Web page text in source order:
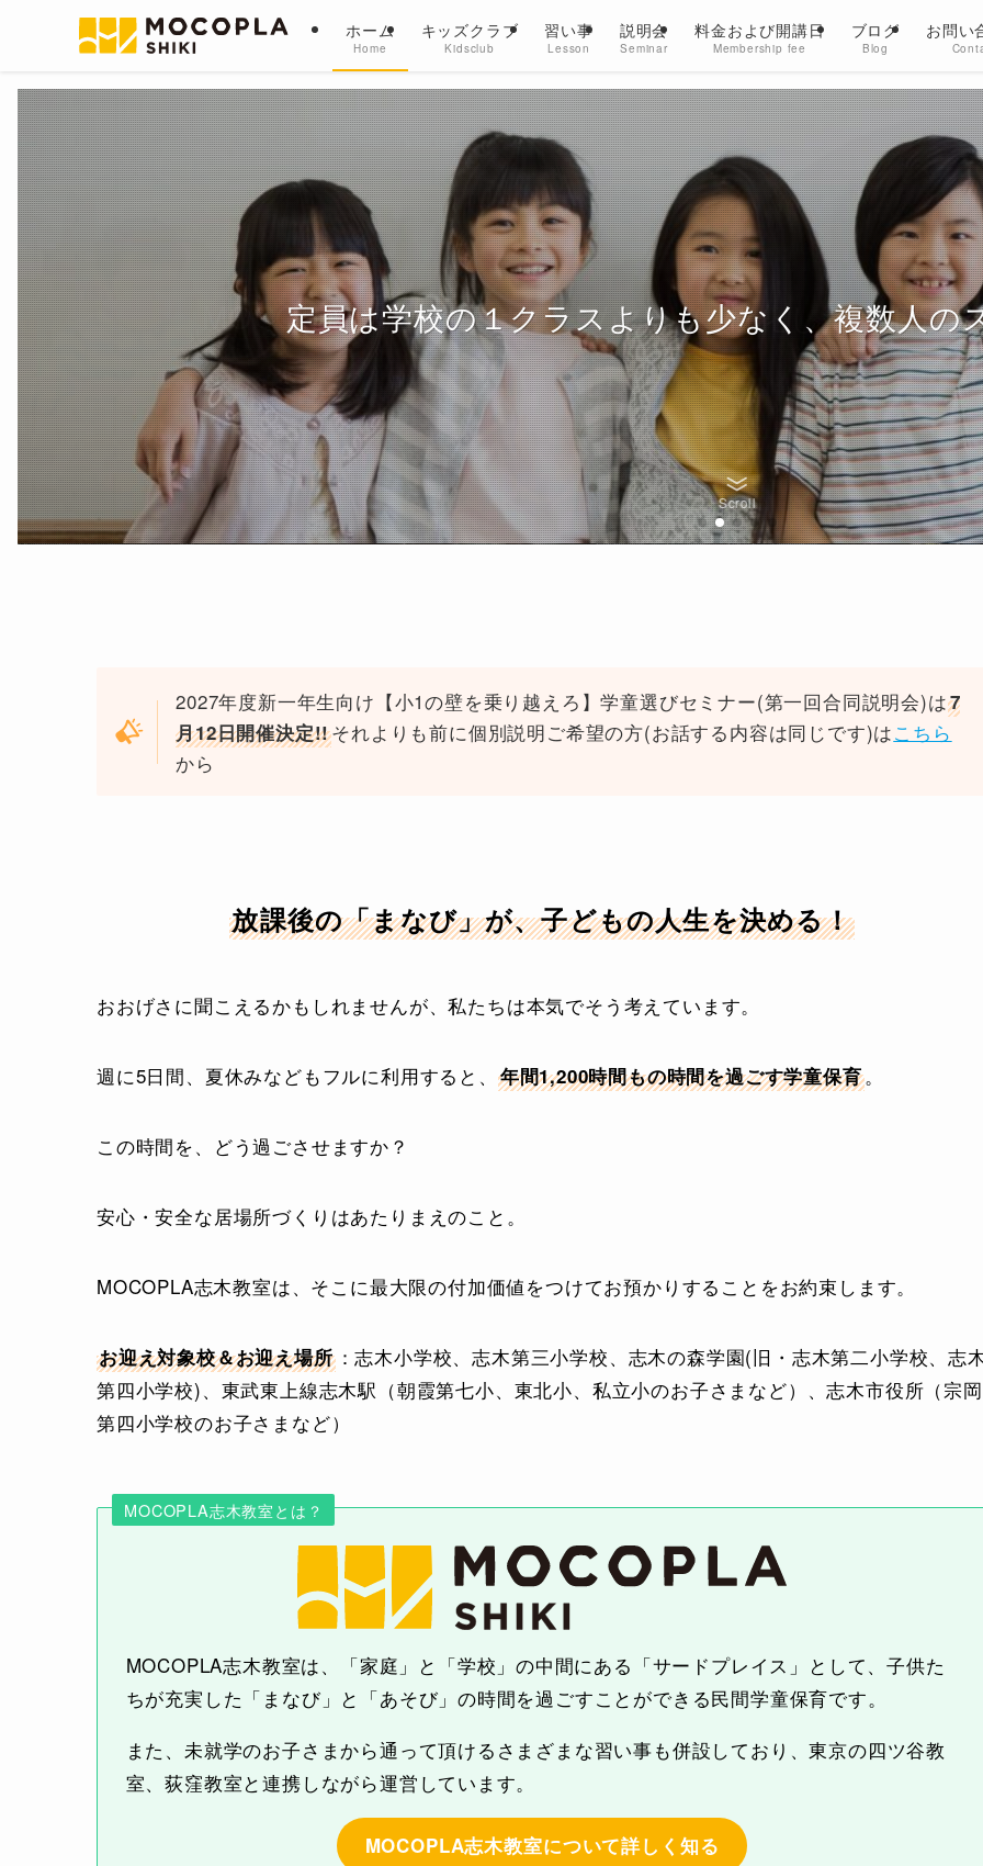
ホーム
Home
キッズクラブ
Kidsclub
習い事
Lesson
説明会
Seminar
料金および開講日
Membership fee
ブログ
Blog
お問い
MOCOPLA志木「農業部」☆発足
思い切って、学童で畑をかりました。
土づくりから種まき、草取りなどのお世話、
お楽しみの収穫まで、1年を通して農業を学びます！
MOCOPLA志木教室は 「まなび」に特化した、個別
定員は学校の１クラスよりも少なく、複数人の
Scroll
2027年度新一年生向け【小1の壁を乗り越えろ】学童選びセミナー(第一回合同説明会)は7
月12日開催決定!!それよりも前に個別説明ご希望の方(お話する内容は同じです)はこちら
から
放課後の「まなび」が、子どもの人生を決める！
おおげさに聞こえるかもしれませんが、私たちは本気でそう考えています。
週に5日間、夏休みなどもフルに利用すると、 年間1,200時間もの時間を過ごす学童保育。
この時間を、どう過ごさせますか？
安心・安全な居場所づくりはあたりまえのこと。
MOCOPLA志木教室は、そこに最大限の付加価値をつけてお預かりすることをお約束します。
お迎え対象校＆お迎え場所：志木小学校、志木第三小学校、志木の森学園(旧・志木第二小学校、志
第四小学校)、東武東上線志木駅（朝霞第七小、東北小、私立小のお子さまなど）、志木市役所（宗岡
第四小学校のお子さまなど）
MOCOPLA志木教室とは？
MOCOPLA志木教室は、「家庭」と「学校」の中間にある「サードプレイス」として、子供た
ちが充実した「まなび」と「あそび」の時間を過ごすことができる民間学童保育です。
また、未就学のお子さまから通って頂けるさまざまな習い事も併設しており、東京の四ツ谷教
室、荻窪教室と連携しながら運営しています。
MOCOPLA志木教室について詳しく知る